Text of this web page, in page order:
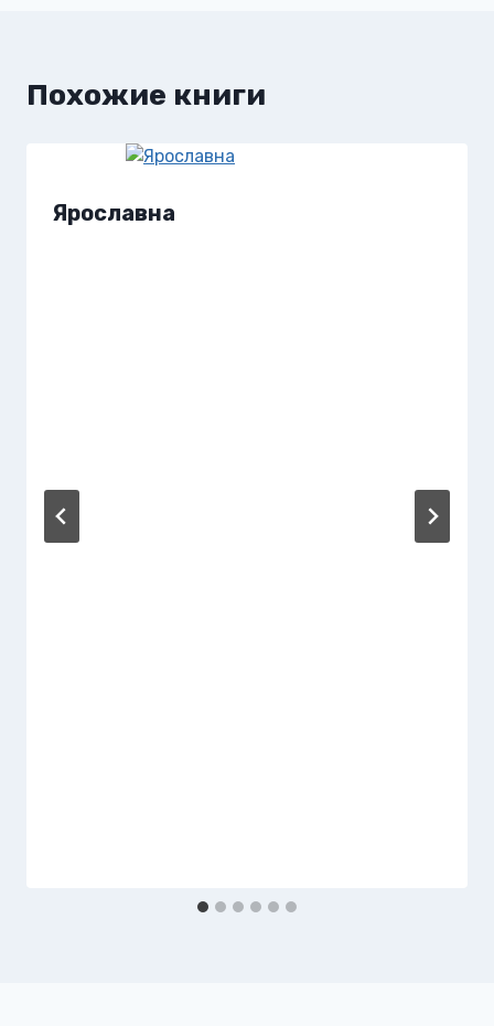
Похожие книги
Ярославна